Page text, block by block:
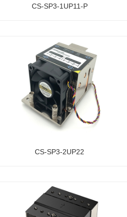
CS-SP3-1UP11-P
CS-SP3-2UP22